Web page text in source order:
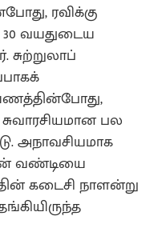
ரவிக்கு
30 வயதுடைய
பல
அநாவசியமாக
வண்டியை
கடைசி நாளன்று